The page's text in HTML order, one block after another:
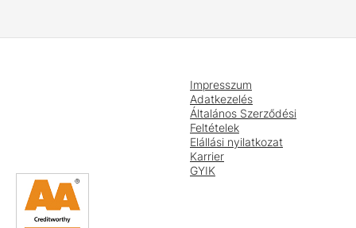
Impresszum
Adatkezelés
Általános Szerződési
Feltételek
Elállási nyilatkozat
Karrier
GYIK